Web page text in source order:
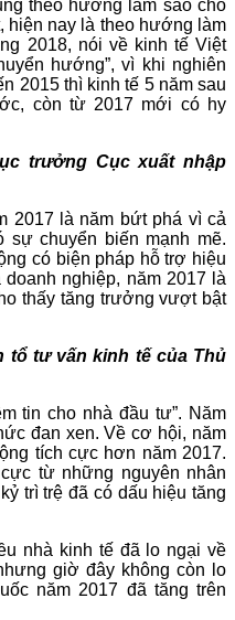
theo hướng làm sao cho
hiện nay là theo hướng làm
2018, nói về kinh tế Việt
hướng”, vì khi nghiên
2015 thì kinh tế 5 năm sau
còn từ 2017 mới có hy
trưởng Cục xuất nhập
2017 là năm bứt phá vì cả
sự chuyển biến mạnh mẽ.
có biện pháp hỗ trợ hiệu
nghiệp, năm 2017 là
thấy tăng trưởng vượt bật
tổ tư vấn kinh tế của Thủ
tin cho nhà đầu tư”. Năm
đan xen. Về cơ hội, năm
tích cực hơn năm 2017.
từ những nguyên nhân
trì trệ đã có dấu hiệu tăng
nhà kinh tế đã lo ngại về
giờ đây không còn lo
năm 2017 đã tăng trên